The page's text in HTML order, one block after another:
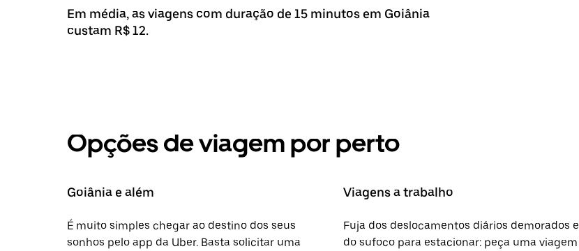
Em média, as viagens com duração de 15 minutos em Goiânia
custam R$ 12.
Opções de viagem por perto
Goiânia e além
É muito simples chegar ao destino dos seus
sonhos pelo app da Uber. Basta solicitar uma
Viagens a trabalho
Fuja dos deslocamentos diários demorados e
do sufoco para estacionar: peça uma viagem